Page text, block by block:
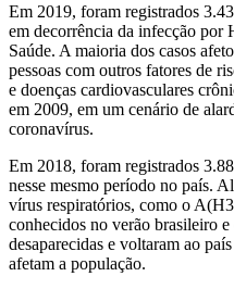
Em 2019, foram registrados
em decorrência da infecção
Saúde. A maioria dos casos
pessoas com outros fatores de
e doenças cardiovasculares
em 2009, em um cenário de
coronavírus.
Em 2018, foram registrados
nesse mesmo período no país.
vírus respiratórios, como o
conhecidos no verão brasileiro
desaparecidas e voltaram ao
afetam a população.